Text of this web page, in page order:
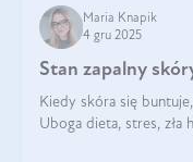
Maria Knapik
4 gru 2025
Stan zapalny
Kiedy skóra się
Uboga dieta, stres, zła